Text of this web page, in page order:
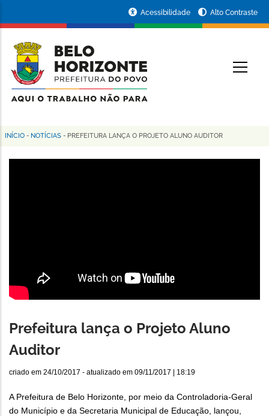
conteúdo
principal
da
Prefeitura
de
Horizonte
Acessibilidade Alto Contraste
Trilha
de
INÍCIO - NOTÍCIAS - PREFEITURA LANÇA O PROJETO ALUNO AUDITOR
Prefeitura lança o Projeto Aluno
Auditor
criado em 24/10/2017 - atualizado em 09/11/2017 | 18:19
A Prefeitura de Belo Horizonte, por meio da Controladoria-Geral
do Município e da Secretaria Municipal de Educação, lançou,